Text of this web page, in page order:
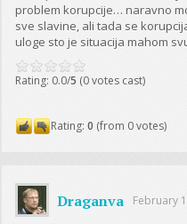
problem korupcije… naravno
sve slavine, ali tada se
uloge sto je situacija mahom
Rating: 0.0/5 (0 votes cast)
Rating:0 (from 0 votes)
Draganva February